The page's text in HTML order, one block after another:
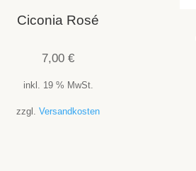
Ciconia Rosé
7,00€
inkl. 19 % MwSt.
zzgl.Versandkosten